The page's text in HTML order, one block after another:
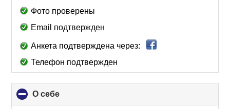
Фото проверены
Email подтвержден
Анкета подтверждена через:
Телефон подтвержден
О себе
to